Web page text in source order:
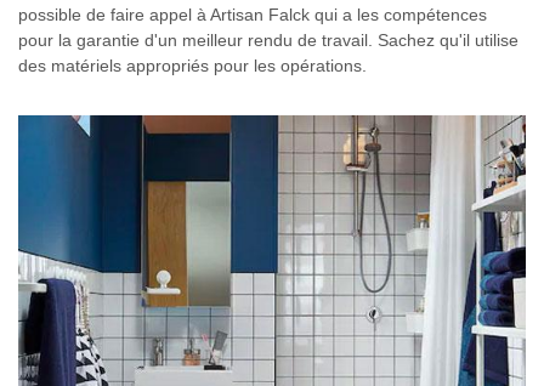
possible de faire appel à Artisan Falck qui a les compétences
pour la garantie d'un meilleur rendu de travail. Sachez qu'il utilise
des matériels appropriés pour les opérations.